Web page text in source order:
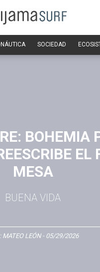
SOCIEDAD
BOHEMIA
EL
MESA
BUENA VIDA
MATEO LEÓN- 05/29/2026